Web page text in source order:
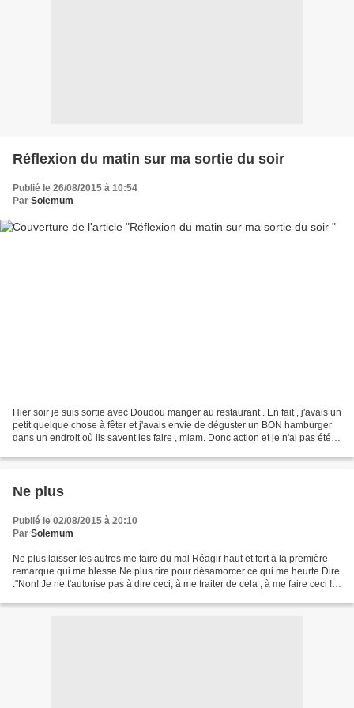
Réflexion du matin sur ma sortie du soir
Publié le 26/08/2015 à 10:54
Par Solemum
Hier soir je suis sortie avec Doudou manger au restaurant . En fait , j'avais un
petit quelque chose à fêter et j'avais envie de déguster un BON hamburger
dans un endroit où ils savent les faire , miam. Donc action et je n'ai pas été
Ne plus
Publié le 02/08/2015 à 20:10
Par Solemum
Ne plus laisser les autres me faire du mal Réagir haut et fort à la première
remarque qui me blesse Ne plus rire pour désamorcer ce qui me heurte Dire
:"Non! Je ne t'autorise pas à dire ceci, à me traiter de cela , à me faire ceci !"